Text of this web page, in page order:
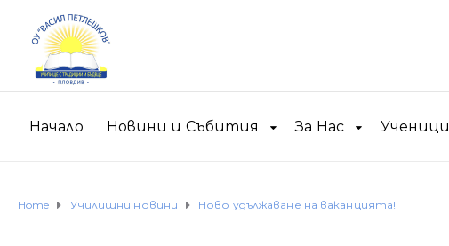
Начало Новини и Събития За Нас Ученици
Home Училищни новини Ново удължаване на ваканцията!